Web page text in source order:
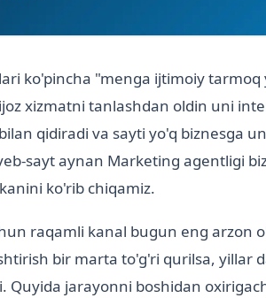
ko'pincha "menga ijtimoiy
xizmatni tanlashdan oldin uni
qidiradi va sayti yo'q biznesga
sayt aynan Marketing agentligi
ko'rib chiqamiz.
raqamli kanal bugun eng arzon
bir marta to'g'ri qurilsa, yillar
Quyida jarayonni boshidan